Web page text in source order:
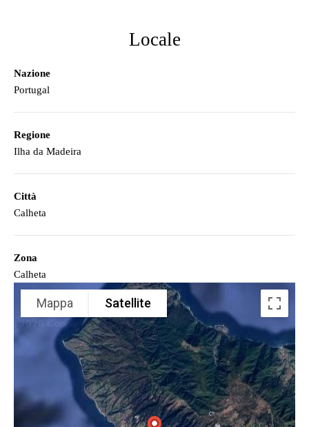
Locale
Nazione
Portugal
Regione
Ilha da Madeira
Città
Calheta
Zona
Calheta
Mappa Satellite